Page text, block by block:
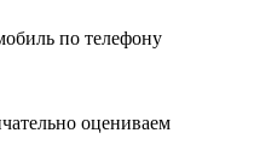
по телефону
оцениваем